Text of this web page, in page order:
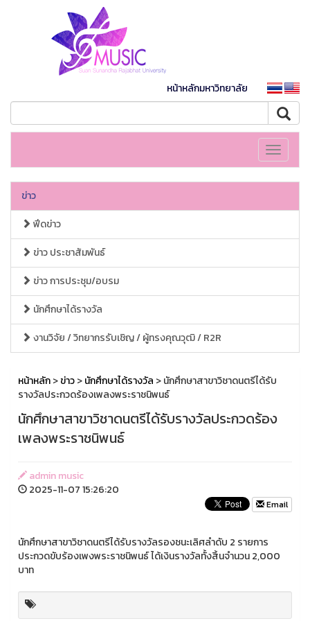
หน้าหลักมหาวิทยาลัย
Toggle
ข่าว
ฟีดข่าว
ข่าว ประชาสัมพันธ์
ข่าว การประชุม/อบรม
นักศึกษาได้รางวัล
งานวิจัย / วิทยากรรับเชิญ / ผู้ทรงคุณวุฒิ / R2R
หน้าหลัก>ข่าว>นักศึกษาได้รางวัล > นักศึกษาสาขาวิชาดนตรีได้รับ
รางวัลประกวดร้องเพลงพระราชนิพนธ์
นักศึกษาสาขาวิชาดนตรีได้รับรางวัลประกวดร้อง
เพลงพระราชนิพนธ์
admin music
2025-11-07 15:26:20
Email
นักศึกษาสาขาวิชาดนตรีได้รับรางวัลรองชนะเลิศลำดับ 2 รายการ
ประกวดขับร้องเพงพระราชนิพนธ์ ได้เงินรางวัลทั้งสิ้นจำนวน 2,000
บาท